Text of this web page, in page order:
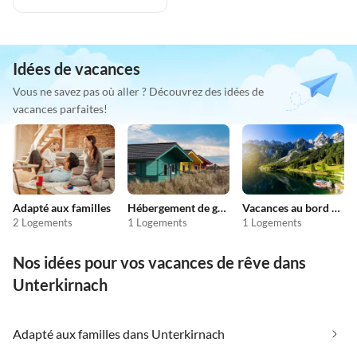
Idées de vacances
Vous ne savez pas où aller ? Découvrez des idées de
vacances parfaites!
Adapté aux familles
2 Logements
Hébergement de groupe
1 Logements
Vacances au bord du lac
1 Logements
Nos idées pour vos vacances de rêve dans
Unterkirnach
Adapté aux familles dans Unterkirnach